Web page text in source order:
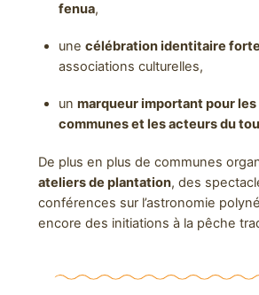
fenua,
une célébration identitaire forte
associations culturelles,
un marqueur important pour
communes et les acteurs du
De plus en plus de communes
ateliers de plantation, des
conférences sur l’astronomie
encore des initiations à la pêche